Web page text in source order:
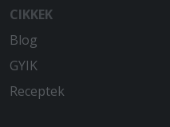
CIKKEK
Blog
GYIK
Receptek